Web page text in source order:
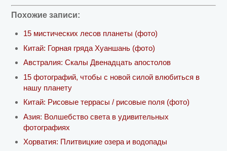
Похожие записи:
15 мистических лесов планеты (фото)
Китай: Горная гряда Хуаншань (фото)
Австралия: Скалы Двенадцать апостолов
15 фотографий, чтобы с новой силой влюбиться в
нашу планету
Китай: Рисовые террасы / рисовые поля (фото)
Азия: Волшебство света в удивительных
фотографиях
Хорватия: Плитвицкие озера и водопады